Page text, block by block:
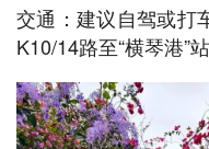
交通：建议自驾或打
K10/14路至“横琴港”